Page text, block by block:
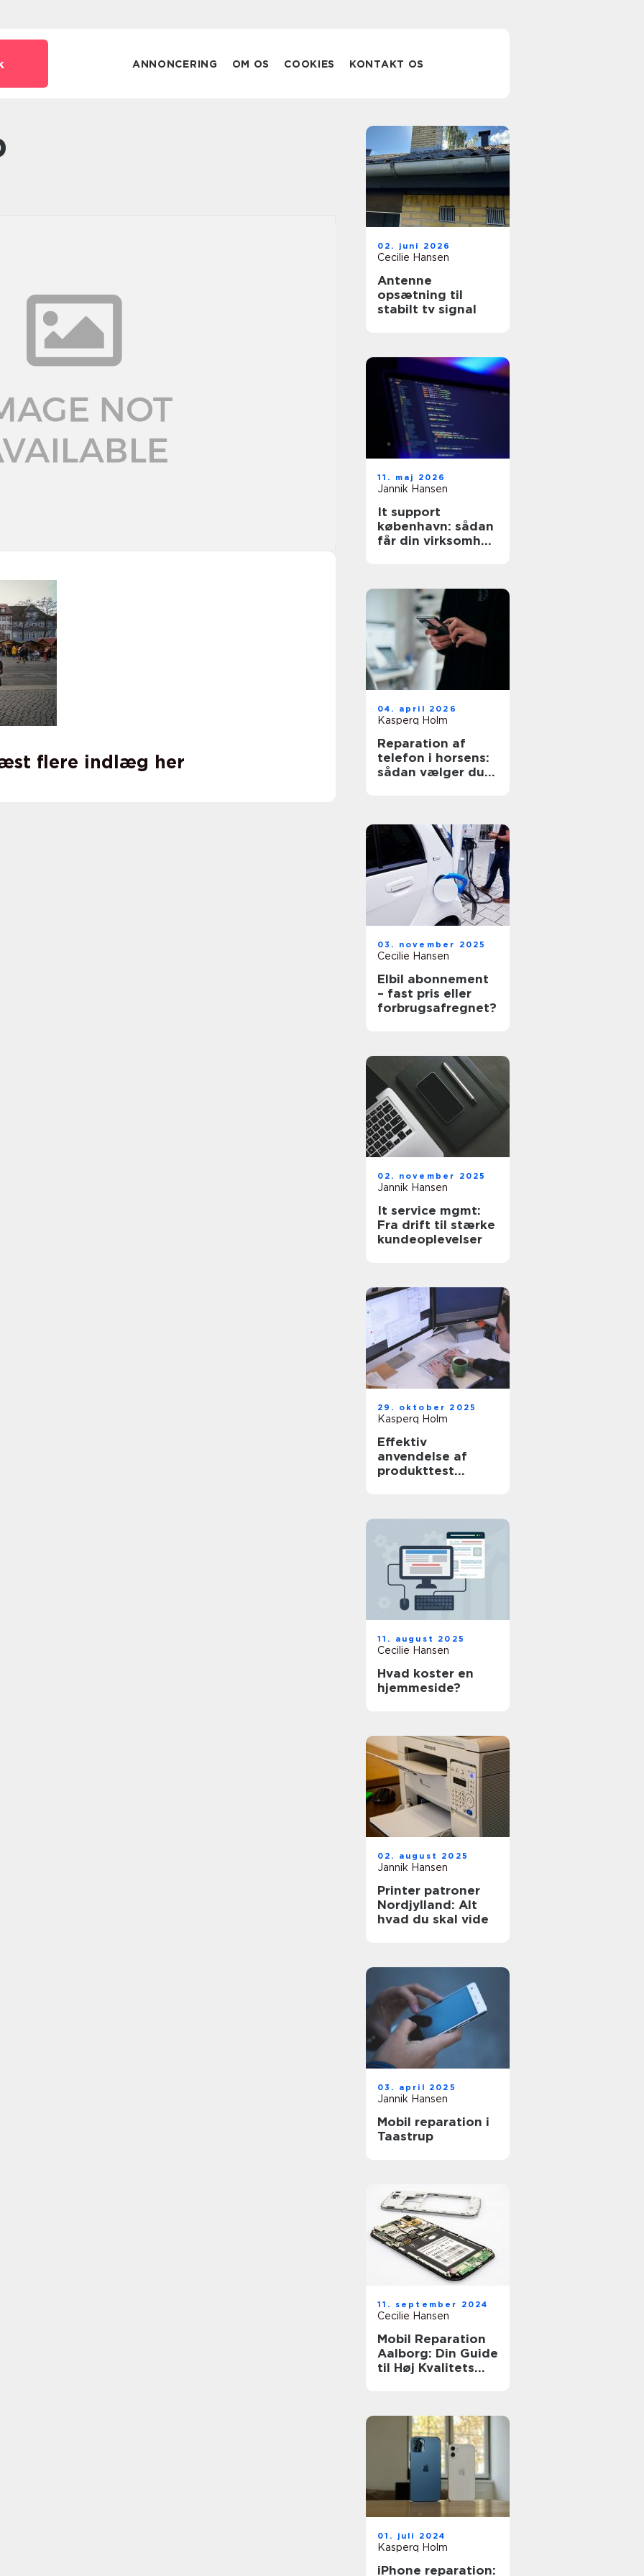
ANNONCERING OM OS COOKIES KONTAKT OS
flere indlæg her
02. juni 2026
Cecilie Hansen
Antenne
opsætning til
stabilt tv signal
11. maj 2026
Jannik Hansen
It support
københavn: sådan
får din virksomhed
04. april 2026
Kasperq Holm
Reparation af
telefon i horsens:
sådan vælger du
03. november 2025
Cecilie Hansen
Elbil abonnement
– fast pris eller
forbrugsafregnet?
02. november 2025
Jannik Hansen
It service mgmt:
Fra drift til stærke
kundeoplevelser
29. oktober 2025
Kasperq Holm
Effektiv
anvendelse af
produkttest
11. august 2025
Cecilie Hansen
Hvad koster en
hjemmeside?
02. august 2025
Jannik Hansen
Printer patroner
Nordjylland: Alt
hvad du skal vide
03. april 2025
Jannik Hansen
Mobil reparation i
Taastrup
11. september 2024
Cecilie Hansen
Mobil Reparation
Aalborg: Din Guide
til Høj Kvalitets
01. juli 2024
Kasperq Holm
iPhone reparation: